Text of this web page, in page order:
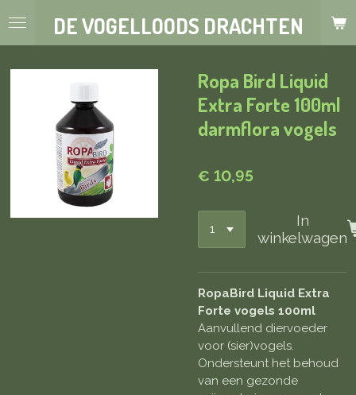
Ga
de
DE VOGELLOODS DRACHTEN
Ropa Bird Liquid
Extra Forte 100ml
darmflora vogels
€ 10,95
In
winkelwagen
RopaBird Liquid Extra
Forte vogels 100ml
Aanvullend diervoeder
voor (sier)vogels.
Ondersteunt het behoud
van een gezonde